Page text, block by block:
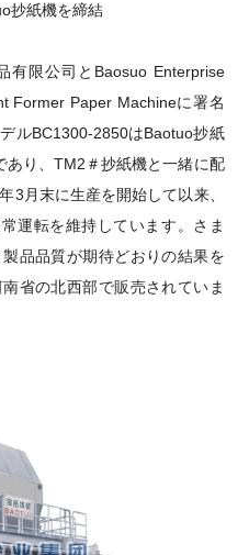
抄紙機を締結
有限公司とBaosuo Enterprise
Former Paper Machineに署名
ルBC1300-2850はBaotuo抄紙
り、TM2＃抄紙機と一緒に配
3月末に生産を開始して以来、
運転を維持しています。さま
品品質が期待どおりの結果を
省の北西部で販売されていま